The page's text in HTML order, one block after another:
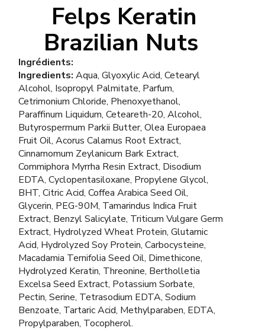
Felps Keratin
Brazilian Nuts
Ingrédients:
Ingredients: Aqua, Glyoxylic Acid, Cetearyl
Alcohol, Isopropyl Palmitate, Parfum,
Cetrimonium Chloride, Phenoxyethanol,
Paraffinum Liquidum, Ceteareth-20, Alcohol,
Butyrospermum Parkii Butter, Olea Europaea
Fruit Oil, Acorus Calamus Root Extract,
Cinnamomum Zeylanicum Bark Extract,
Commiphora Myrrha Resin Extract, Disodium
EDTA, Cyclopentasiloxane, Propylene Glycol,
BHT, Citric Acid, Coffea Arabica Seed Oil,
Glycerin, PEG-90M, Tamarindus Indica Fruit
Extract, Benzyl Salicylate, Triticum Vulgare Germ
Extract, Hydrolyzed Wheat Protein, Glutamic
Acid, Hydrolyzed Soy Protein, Carbocysteine,
Macadamia Ternifolia Seed Oil, Dimethicone,
Hydrolyzed Keratin, Threonine, Bertholletia
Excelsa Seed Extract, Potassium Sorbate,
Pectin, Serine, Tetrasodium EDTA, Sodium
Benzoate, Tartaric Acid, Methylparaben, EDTA,
Propylparaben, Tocopherol.